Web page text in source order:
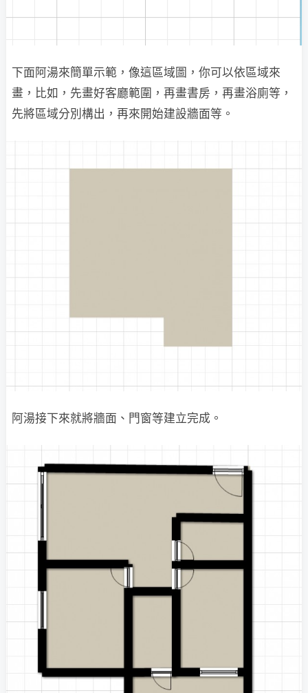
下面阿湯來簡單示範，像這區域圖，你可以依區域來
畫，比如，先畫好客廳範圍，再畫書房，再畫浴廁等，
先將區域分別構出，再來開始建設牆面等。
阿湯接下來就將牆面、門窗等建立完成。